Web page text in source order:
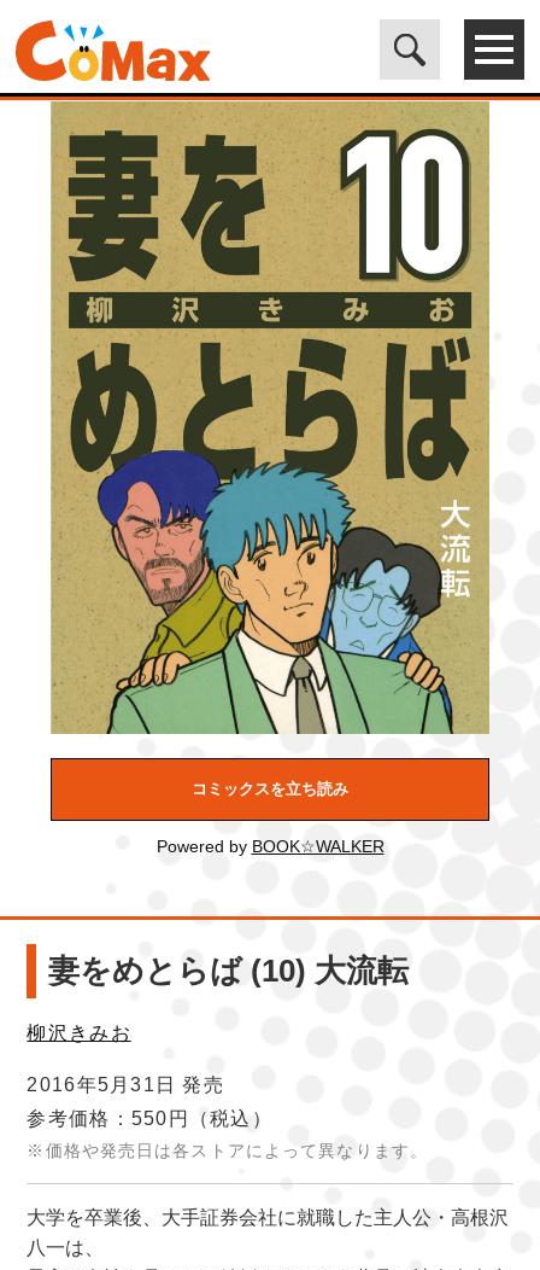
電子書籍マンガ CoMax(コマックス)公式サイト - 株式会社ICE>
LEGEND> 妻をめとらば (10) 大流転
コミックスを立ち読み
Powered by BOOK☆WALKER
妻をめとらば (10) 大流転
柳沢きみお
2016年5月31日 発売
参考価格：550円
（税込）
※価格や発売日は各ストアによって異なります。
大学を卒業後、大手証券会社に就職した主人公・高根沢
八一は、